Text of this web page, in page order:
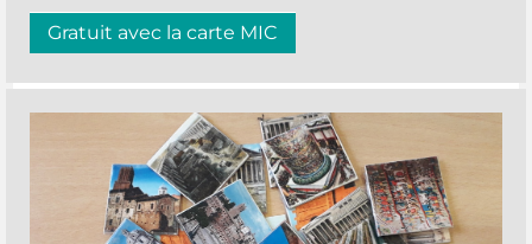
Gratuit avec la carte MIC